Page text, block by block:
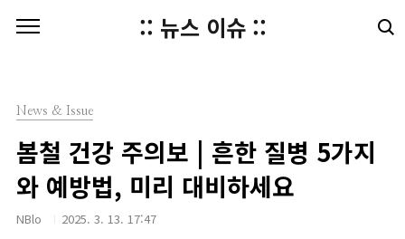
:: 뉴스 이슈 ::
News & Issue
봄철 건강 주의보 | 흔한 질병 5가지
와 예방법, 미리 대비하세요
NBlo 2025. 3. 13. 17:47